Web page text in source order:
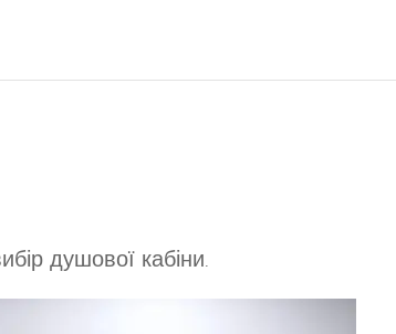
душової кабіни.